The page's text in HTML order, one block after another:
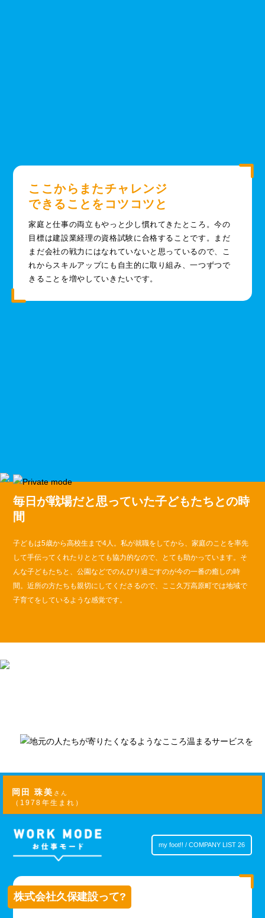
ここからまたチャレンジ
できることをコツコツと
家庭と仕事の両立もやっと少し慣れてきたところ。今の
目標は建設業経理の資格試験に合格することです。まだ
まだ会社の戦力にはなれていないと思っているので、こ
れからスキルアップにも自主的に取り組み、一つずつで
きることを増やしていきたいです。
毎日が戦場だと思っていた子どもたちとの時
間
子どもは5歳から高校生まで4人。私が就職をしてから、家庭のことを率先
して手伝ってくれたりととても協力的なので、とても助かっています。そ
んな子どもたちと、公園などでのんびり過ごすのが今の一番の癒しの時
間。近所の方たちも親切にしてくださるので、ここ久万高原町では地域で
子育てをしているような感覚です。
岡田 珠美 さん
（1978年生まれ）
my foot!! / COMPANY LIST 26
株式会社久保建設って?